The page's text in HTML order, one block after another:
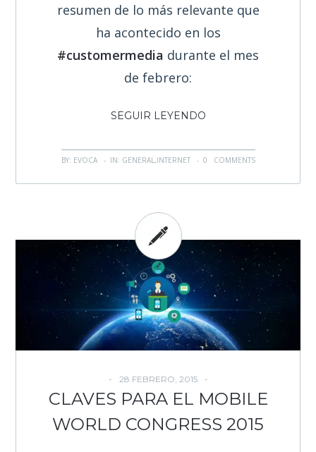
resumen de lo más relevante que
ha acontecido en los
#customermedia durante el mes
de febrero:
SEGUIR LEYENDO
BY: EVOCA - IN: GENERAL,INTERNET- 0 COMMENTS
28 FEBRERO, 2015
CLAVES PARA EL MOBILE
WORLD CONGRESS 2015